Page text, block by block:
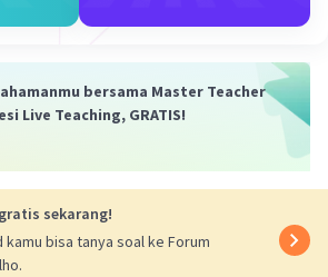
fotosintesis akan melambat karena
karbondioksida lebih rendah di
·5.0(1) Balas
5
bersama Master Teacher
Live Teaching, GRATIS!
sekarang!
kamu bisa tanya soal ke Forum